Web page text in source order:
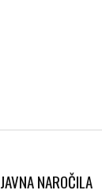
JAVNA NAROČILA